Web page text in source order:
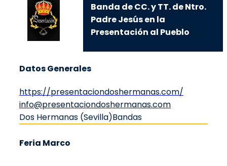
Banda de CC. y TT. de Ntro.
Padre Jesús en la
Presentación al Pueblo
Datos Generales
https://presentaciondoshermanas.com/
info@presentaciondoshermanas.com
Dos Hermanas (Sevilla)Bandas
Feria Marco